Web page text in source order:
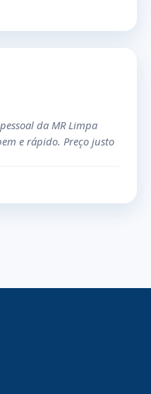
da MR Limpa
e rápido. Preço justo